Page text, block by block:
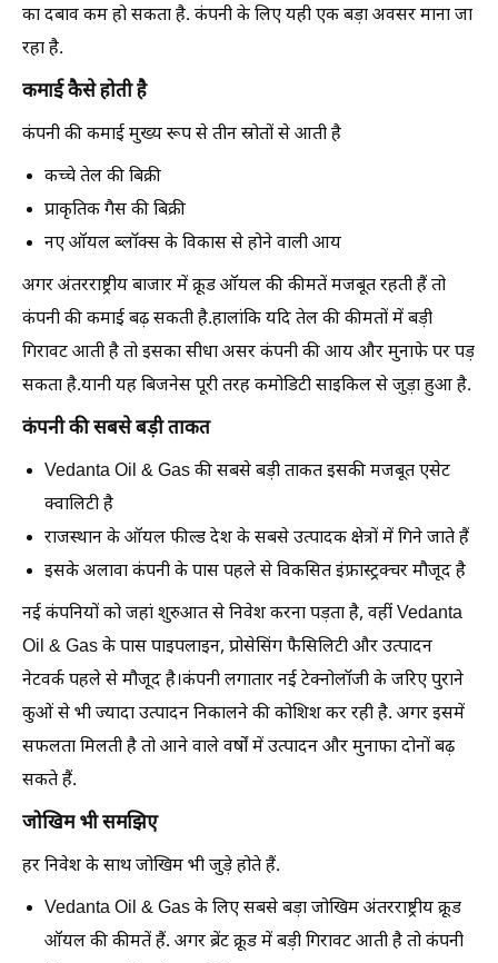
का दबाव कम हो सकता है. कंपनी के लिए यही एक बड़ा अवसर माना जा
रहा है.
कमाई कैसे होती है
कंपनी की कमाई मुख्य रूप से तीन स्रोतों से आती है
कच्चे तेल की बिक्री
प्राकृतिक गैस की बिक्री
नए ऑयल ब्लॉक्स के विकास से होने वाली आय
अगर अंतरराष्ट्रीय बाजार में क्रूड ऑयल की कीमतें मजबूत रहती हैं तो
कंपनी की कमाई बढ़ सकती है.हालांकि यदि तेल की कीमतों में बड़ी
गिरावट आती है तो इसका सीधा असर कंपनी की आय और मुनाफे पर पड़
सकता है.यानी यह बिजनेस पूरी तरह कमोडिटी साइकिल से जुड़ा हुआ है.
कंपनी की सबसे बड़ी ताकत
Vedanta Oil & Gas की सबसे बड़ी ताकत इसकी मजबूत एसेट
क्वालिटी है
राजस्थान के ऑयल फील्ड देश के सबसे उत्पादक क्षेत्रों में गिने जाते हैं
इसके अलावा कंपनी के पास पहले से विकसित इंफ्रास्ट्रक्चर मौजूद है
नई कंपनियों को जहां शुरुआत से निवेश करना पड़ता है, वहीं Vedanta
Oil & Gas के पास पाइपलाइन, प्रोसेसिंग फैसिलिटी और उत्पादन
नेटवर्क पहले से मौजूद है।कंपनी लगातार नई टेक्नोलॉजी के जरिए पुराने
कुओं से भी ज्यादा उत्पादन निकालने की कोशिश कर रही है. अगर इसमें
सफलता मिलती है तो आने वाले वर्षों में उत्पादन और मुनाफा दोनों बढ़
सकते हैं.
जोखिम भी समझिए
हर निवेश के साथ जोखिम भी जुड़े होते हैं.
Vedanta Oil & Gas के लिए सबसे बड़ा जोखिम अंतरराष्ट्रीय क्रूड
ऑयल की कीमतें हैं. अगर ब्रेंट क्रूड में बड़ी गिरावट आती है तो कंपनी